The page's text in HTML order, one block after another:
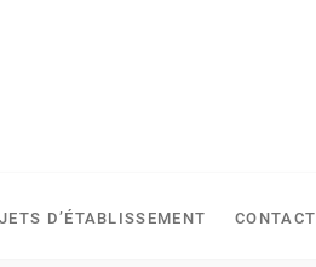
D’ÉTABLISSEMENT CONTACT